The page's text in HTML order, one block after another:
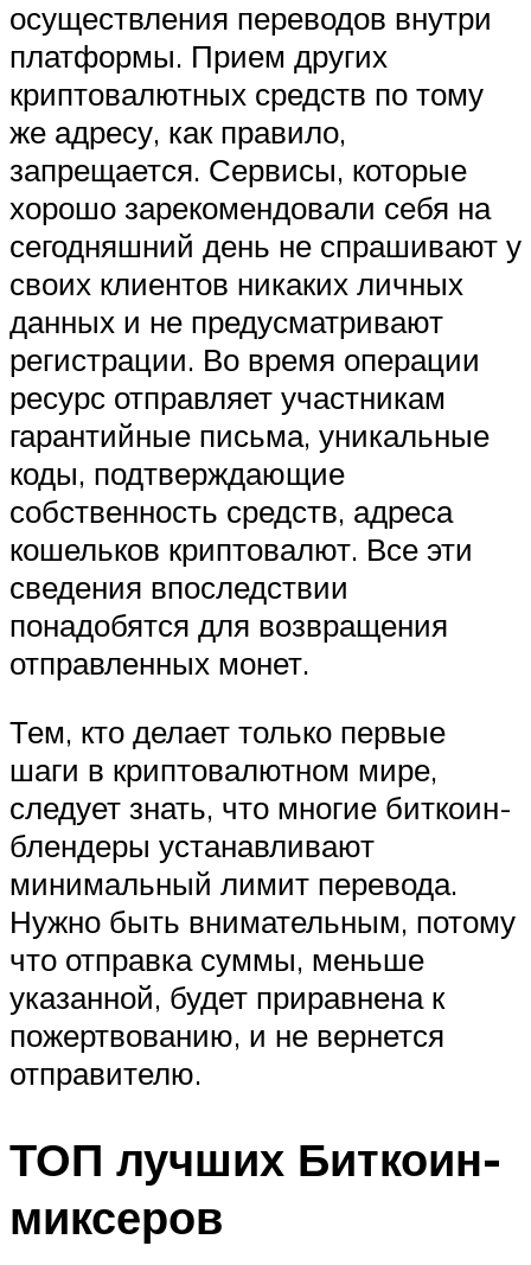
осуществления переводов внутри
платформы. Прием других
криптовалютных средств по тому
же адресу, как правило,
запрещается. Сервисы, которые
хорошо зарекомендовали себя на
сегодняшний день не спрашивают у
своих клиентов никаких личных
данных и не предусматривают
регистрации. Во время операции
ресурс отправляет участникам
гарантийные письма, уникальные
коды, подтверждающие
собственность средств, адреса
кошельков криптовалют. Все эти
сведения впоследствии
понадобятся для возвращения
отправленных монет.
Тем, кто делает только первые
шаги в криптовалютном мире,
следует знать, что многие биткоин-
блендеры устанавливают
минимальный лимит перевода.
Нужно быть внимательным, потому
что отправка суммы, меньше
указанной, будет приравнена к
пожертвованию, и не вернется
отправителю.
ТОП лучших Биткоин-
миксеров